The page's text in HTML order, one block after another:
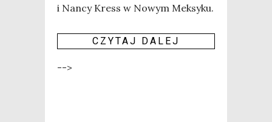
i Nan­cy Kress w Nowym Mek­sy­ku.
CZY­TAJ DALEJ
-->